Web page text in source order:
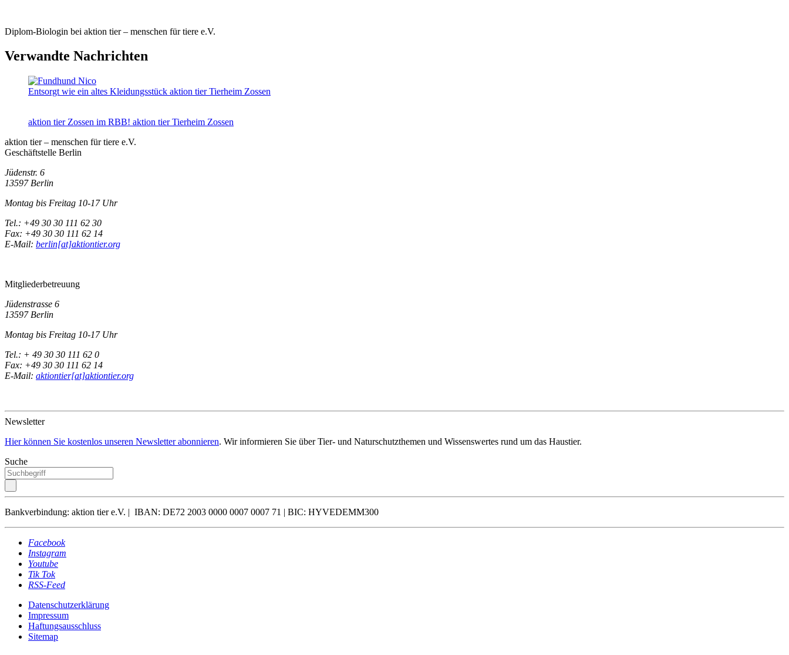
Diplom-Biologin bei aktion tier – menschen für tiere e.V.
Verwandte Nachrichten
Entsorgt wie ein altes Kleidungsstück aktion tier Tierheim Zossen
aktion tier Zossen im RBB! aktion tier Tierheim Zossen
aktion tier – menschen für tiere e.V.
Geschäftstelle Berlin
Jüdenstr. 6
13597 Berlin
Montag bis Freitag 10-17 Uhr
Tel.: +49 30 30 111 62 30
Fax: +49 30 30 111 62 14
E-Mail: berlin[at]aktiontier.org
Mitgliederbetreuung
Jüdenstrasse 6
13597 Berlin
Montag bis Freitag 10-17 Uhr
Tel.: + 49 30 30 111 62 0
Fax: +49 30 30 111 62 14
E-Mail: aktiontier[at]aktiontier.org
Newsletter
Hier können Sie kostenlos unseren Newsletter abonnieren. Wir informieren Sie über Tier- und Naturschutzthemen und Wissenswertes rund um das Haustier.
Suche
Bankverbindung: aktion tier e.V. | IBAN: DE72 2003 0000 0007 0007 71 | BIC: HYVEDEMM300
Facebook
Instagram
Youtube
Tik Tok
RSS-Feed
Datenschutzerklärung
Impressum
Haftungsausschluss
Sitemap